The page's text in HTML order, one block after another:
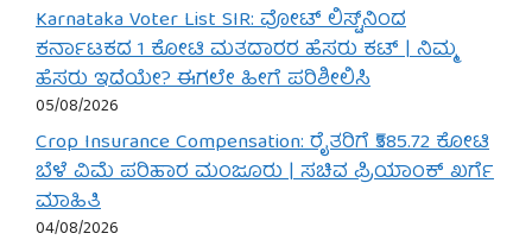
Karnataka Voter List SIR: ವೋಟ್ ಲಿಸ್ಟ್‌ನಿಂದ
ಕರ್ನಾಟಕದ 1 ಕೋಟಿ ಮತದಾರರ ಹೆಸರು ಕಟ್ | ನಿಮ್ಮ
ಹೆಸರು ಇದೆಯೇ? ಈಗಲೇ ಹೀಗೆ ಪರಿಶೀಲಿಸಿ
05/08/2026
Crop Insurance Compensation: ರೈತರಿಗೆ ₹585.72 ಕೋಟಿ
ಬೆಳೆ ವಿಮೆ ಪರಿಹಾರ ಮಂಜೂರು | ಸಚಿವ ಪ್ರಿಯಾಂಕ್ ಖರ್ಗೆ
ಮಾಹಿತಿ
04/08/2026